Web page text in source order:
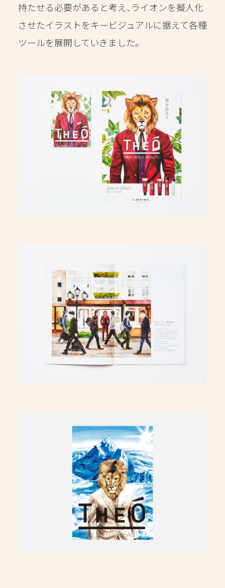
持たせる必要があると考え、ライオンを擬人化
させたイラストをキービジュアルに据えて各種
ツールを展開していきました。